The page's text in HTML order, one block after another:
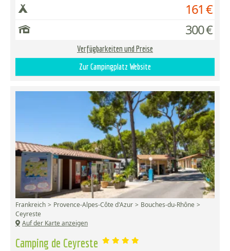
161 €
300 €
Verfügbarkeiten und Preise
Zur Campingplatz Website
Camping de Ceyreste
Frankreich Provence-Alpes-Côte d'Azur
Bouches-du-Rhône
Ceyreste
Auf der Karte anzeigen